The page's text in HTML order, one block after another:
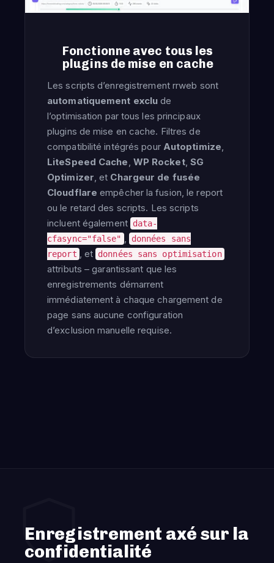
Fonctionne avec tous les
plugins de mise en cache
Les scripts d’enregistrement rrweb sont
automatiquement exclu de
l’optimisation par tous les principaux
plugins de mise en cache. Filtres de
compatibilité intégrés pour Autoptimize,
LiteSpeed Cache, WP Rocket, SG
Optimizer, et Chargeur de fusée
Cloudflare empêcher la fusion, le report
ou le retard des scripts. Les scripts
incluent également data-
cfasync="false" ,
données sans
report , et données sans optimisation
attributs – garantissant que les
enregistrements démarrent
immédiatement à chaque chargement de
page sans aucune configuration
d’exclusion manuelle requise.
Enregistrement axé sur la
confidentialité